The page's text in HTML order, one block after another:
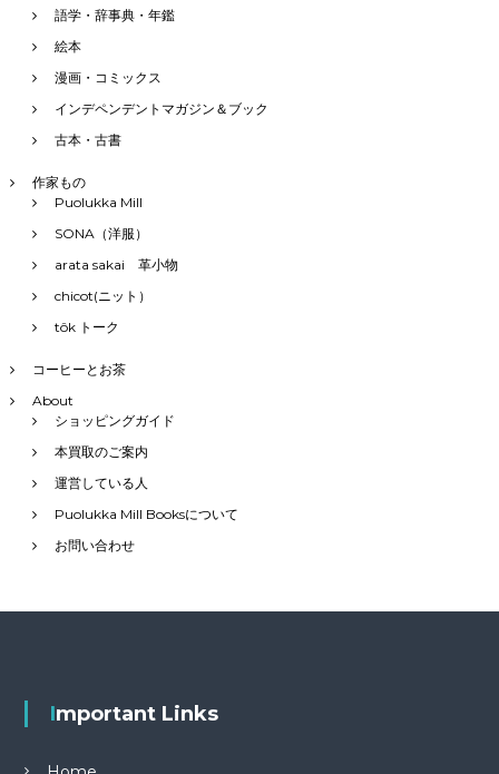
語学・辞事典・年鑑
絵本
漫画・コミックス
インデペンデントマガジン＆ブック
古本・古書
作家もの
Puolukka Mill
SONA（洋服）
arata sakai 革小物
chicot(ニット）
tôk トーク
コーヒーとお茶
About
ショッピングガイド
本買取のご案内
運営している人
Puolukka Mill Booksについて
お問い合わせ
Important Links